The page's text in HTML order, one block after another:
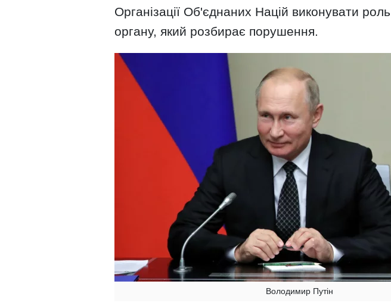
Організації Об'єднаних Націй виконувати
органу, який розбирає порушення.
Володимир Путін